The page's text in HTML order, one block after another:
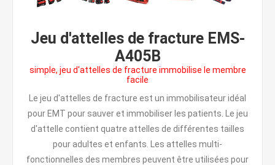
Jeu d'attelles de fracture EMS-
A405B
simple, jeu d'attelles de fracture immobilise le membre
facile
Le jeu d'attelles de fracture est un immobilisateur idéal
pour EMT pour sauver et immobiliser les patients. Le jeu
d'attelle contient quatre attelles de différentes tailles
pour adultes et enfants. Les attelles multi-
fonctionnelles des membres peuvent être utilisées pour